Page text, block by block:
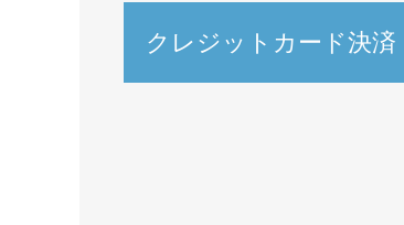
クレジットカード決済